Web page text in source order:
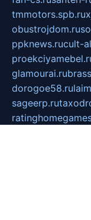
tmmotors.spb.ru
obustrojdom.ru
ppknews.rucult-
glamourai.ru
dorogoe58.ru
sageerp.ru